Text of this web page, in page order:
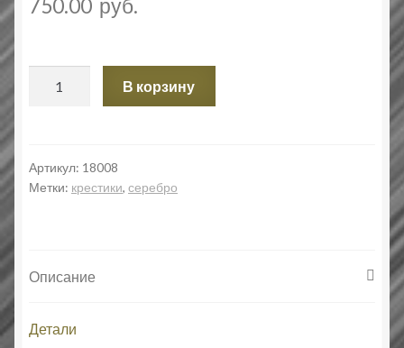
750.00 руб.
Покров
Пресвятой
В корзину
Артикул: 18008
Метки: крестики, серебро
Описание
Детали